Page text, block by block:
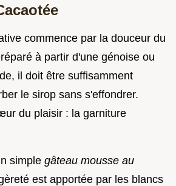
commence par la douceur du
à partir d'une génoise ou
il doit être suffisamment
le sirop sans s'effondrer.
du plaisir : la garniture
simple gâteau mousse au
est apportée par les blancs